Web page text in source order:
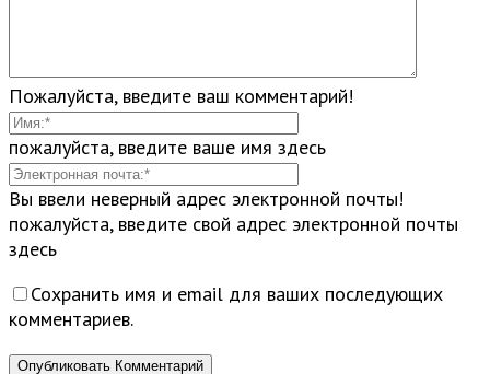
Пожалуйста, введите ваш комментарий!
пожалуйста, введите ваше имя здесь
Вы ввели неверный адрес электронной почты!
пожалуйста, введите свой адрес электронной почты
здесь
Сохранить имя и email для ваших последующих
комментариев.